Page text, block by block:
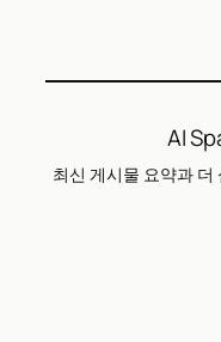
AI
최신 게시물 요약과